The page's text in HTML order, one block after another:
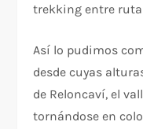
trekking entre
Así lo pudimos
desde cuyas
de Reloncaví, el
tornándose en